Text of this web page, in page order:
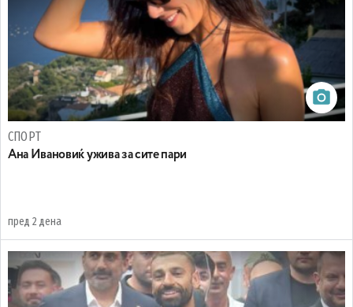
СПОРТ
Ана Ивановиќ ужива за сите пари
пред 2 дена